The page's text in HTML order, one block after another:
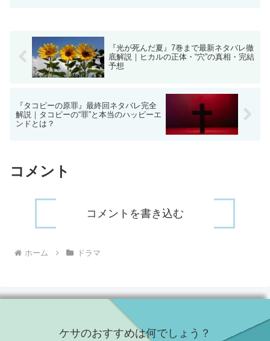
『光が死んだ夏』7巻まで最新ネタバレ徹
底解説｜ヒカルの正体・“穴”の真相・完結
予想
『タコピーの原罪』最終回ネタバレ完全
解説｜タコピーの“罪”と本当のハッピーエ
ンドとは？
コメント
コメントを書き込む
ホーム ドラマ
ケサのおすすめは何でしょう？